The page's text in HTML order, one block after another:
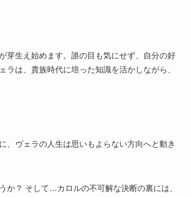
芽生え始めます。誰の目も気にせず、自分の好
は、貴族時代に培った知識を活かしながら、
、ヴェラの人生は思いもよらない方向へと動き
か？ そして…カロルの不可解な決断の裏には、